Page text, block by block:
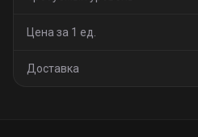
Цена за 1 ед.
Доставка